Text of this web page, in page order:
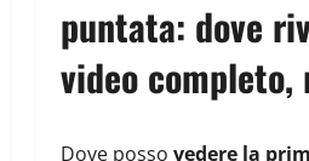
puntata: dove
video completo,
Dove posso vedere la